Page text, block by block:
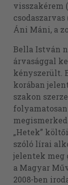
visszakérem
csodaszarvas
Áni Máni, a
Bella István
árvasággal
kényszerült.
korában
szakon
„Hetek”
szóló lírai
jelentek meg
a Magyar
2008-ben